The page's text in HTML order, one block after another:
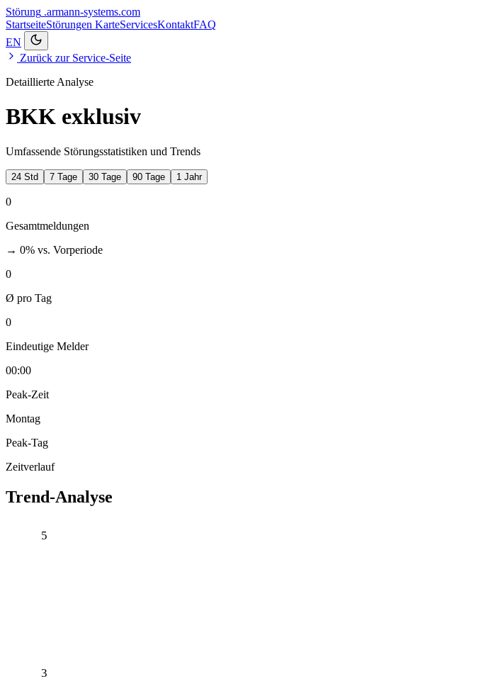
Störung .armann-systems.com
StartseiteStörungen KarteServicesKontaktFAQ
EN
Zurück zur Service-Seite
Detaillierte Analyse
BKK exklusiv
Umfassende Störungsstatistiken und Trends
24 Std 7 Tage 30 Tage 90 Tage 1 Jahr
0
Gesamtmeldungen
→ 0% vs. Vorperiode
0
Ø pro Tag
0
Eindeutige Melder
00:00
Peak-Zeit
Montag
Peak-Tag
Zeitverlauf
Trend-Analyse
3
5